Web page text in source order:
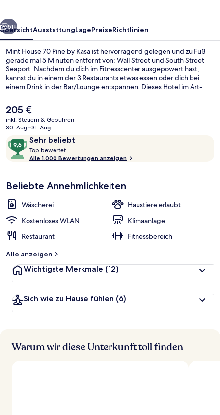
Weiter
51+
ÜbersichtAusstattungLagePreiseRichtlinien
Mint House 70 Pine by Kasa ist hervorragend gelegen und zu Fuß
gerade mal 5 Minuten entfernt von: Wall Street und South Street
Seaport. Nachdem du dich im Fitnesscenter ausgepowert hast,
kannst du in einem der 3 Restaurants etwas essen oder dich bei
einem Drink in der Bar/Lounge entspannen. Dieses Hotel im Art-
Brooklyn Bridge und Battery Park. Anderen Reisenden gefallen das
hilfsbereite Personal und die Lage sehr gut. Die Unterkunft ist nur
einen kurzen Fußmarsch von den öffentlichen Verkehrsmitteln
entfernt: Zur U-Bahn läuft man 2 Minuten (U-Bahn-Station Wall St.
(William St.)) bzw. 5 Minuten (U-Bahn-Station Broad St.).
Der
aktuelle
Preis
205 €.
205 €
inkl. Steuern & Gebühren
30. Aug.–31. Aug.
Bewertungen
Sehr beliebt
9,6
von
10,
beliebt
Top bewertet
o
b
r
Alle 1.000 Bewertungen anzeigen
Beliebte Annehmlichkeiten
Wäscherei
Haustiere erlaubt
Kostenloses WLAN
Klimaanlage
Restaurant
Fitnessbereich
Alle anzeigen
Wichtigste Merkmale (12)
Sich wie zu Hause fühlen (6)
Warum wir diese Unterkunft toll finden